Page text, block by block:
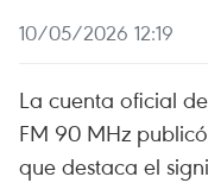
10/05/2026 12:19
La cuenta oficial
FM 90 MHz
que destaca el